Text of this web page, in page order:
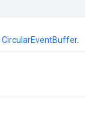
CircularEventBuffer.